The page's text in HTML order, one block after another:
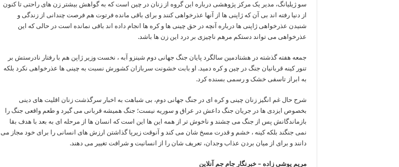
سو ژیلیانگ، مدیر یک مرکز پژوهشی درباره این گروه از زنان در چین است که به گواهش بیشتر زن های راحتی تا کنون
از دنیا رفته اند بی آن که ژاپنی ها از آنها عذرخواهی کنند و برای باقی مانده فرتوت هم فرصت چندانی از زندگی و
شنیدن عذرخواهی ژاپنی ها درباره آنچه در حق چینی ها و کره ها انجام داده اند باقی نمانده است در حالی که این
عذرخواهی می تواند دستکم مرهم ناچیزی بر درد این زن ها باشد.
جمعه هفته گذشته در هشتادمین سالگرد پایان جنگ جهانی دوم شینزو آبه ، نخست وزیر ژاپن هم با رفتار نادرستش بر
تنور کینه قربانیان جنگ در چین و کره دمید. او بابت خشونت سربازان کشورش نسبت به چینی ها عذرخواهی نکرد بلکه
به ابراز تاسفی خشک و رسمی بسنده کرد.
شرح حال غم انگیز زنان چینی و کره ای در جنگ جهانی دوم، بی شباهت به اخبار سرگذشت زنان اقلیت های دینی
بخصوص ایزدی ها در جریان جنگ داعش در عراق و سوریه نیست؛ جنگ همیشه قربانی می گیرد و طعم واقعی جنگ را
بازماندگانش پس از جنگ می چشند و ناخوش تر از همه این ها این است که انسان ها از مرحله ای به بعد با هدف بقا
نمی جنگند بلکه کینه ، خشم و قدرت مسخ شان می کند و آنوقت زیرپا گذاشتن ارزش های انسانی را برای خود مجاز می
دانند و برای از میان بردن عذاب وجدان، تعریف شان را از انسانیت و شرافت تغییر می دهند.
مریم یوشی زاده – خبرنگار جام جم آنلاین